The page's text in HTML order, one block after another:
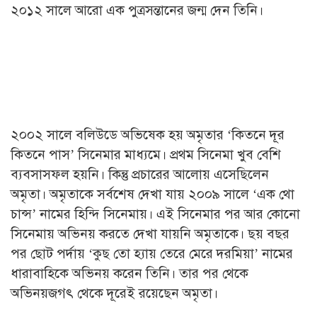
২০১২ সালে আরো এক পুত্রসন্তানের জন্ম দেন তিনি।
২০০২ সালে বলিউডে অভিষেক হয় অমৃতার ‘কিতনে দূর
কিতনে পাস’ সিনেমার মাধ্যমে। প্রথম সিনেমা খুব বেশি
ব্যবসাসফল হয়নি। কিন্তু প্রচারের আলোয় এসেছিলেন
অমৃতা। অমৃতাকে সর্বশেষ দেখা যায় ২০০৯ সালে ‘এক থো
চান্স’ নামের হিন্দি সিনেমায়। এই সিনেমার পর আর কোনো
সিনেমায় অভিনয় করতে দেখা যায়নি অমৃতাকে। ছয় বছর
পর ছোট পর্দায় ‘কুছ তো হ্যায় তেরে মেরে দরমিয়া’ নামের
ধারাবাহিকে অভিনয় করেন তিনি। তার পর থেকে
অভিনয়জগৎ থেকে দূরেই রয়েছেন অমৃতা।